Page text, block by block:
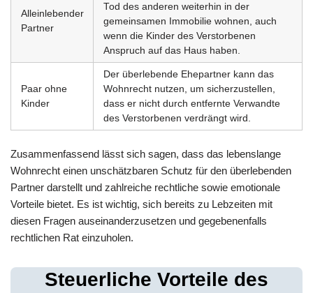
Alleinlebender
Partner
Tod des anderen weiterhin in der
gemeinsamen Immobilie wohnen, auch
wenn die Kinder des Verstorbenen
Anspruch auf das Haus haben.
Paar ohne
Kinder
Der überlebende Ehepartner kann das
Wohnrecht nutzen, um sicherzustellen,
dass er nicht durch entfernte Verwandte
des Verstorbenen verdrängt wird.
Zusammenfassend lässt sich sagen, dass das lebenslange
Wohnrecht einen unschätzbaren Schutz für den überlebenden
Partner darstellt und zahlreiche rechtliche sowie emotionale
Vorteile bietet. Es ist wichtig, sich bereits zu Lebzeiten mit
diesen Fragen auseinanderzusetzen und gegebenenfalls
rechtlichen Rat einzuholen.
Steuerliche Vorteile des